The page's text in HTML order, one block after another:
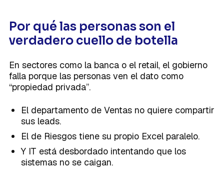
Por qué las personas son el
verdadero cuello de botella
En sectores como la banca o el retail, el gobierno
falla porque las personas ven el dato como
“propiedad privada”.
El departamento de Ventas no quiere compartir
sus leads.
El de Riesgos tiene su propio Excel paralelo.
Y IT está desbordado intentando que los
sistemas no se caigan.